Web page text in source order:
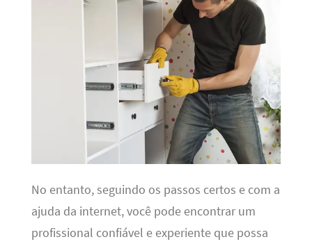
No entanto, seguindo os passos certos e com a
ajuda da internet, você pode encontrar um
profissional confiável e experiente que possa